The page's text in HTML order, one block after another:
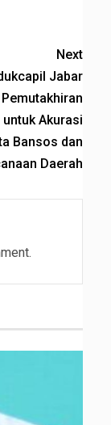
Next
Jabar
untuk Akurasi
Bansos dan
Daerah